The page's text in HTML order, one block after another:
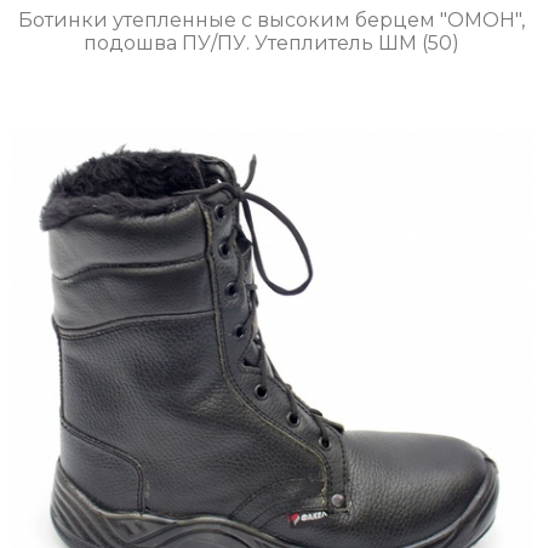
Ботинки утепленные с высоким берцем "ОМОН",
подошва ПУ/ПУ. Утеплитель ШМ (50)